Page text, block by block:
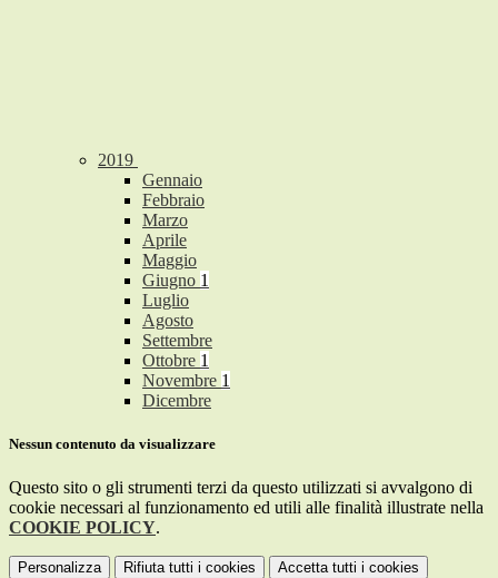
2019
Gennaio
Febbraio
Marzo
Aprile
Maggio
Giugno 1
Luglio
Agosto
Settembre
Ottobre 1
Novembre 1
Dicembre
Nessun contenuto da visualizzare
Questo sito o gli strumenti terzi da questo utilizzati si avvalgono di
cookie necessari al funzionamento ed utili alle finalità illustrate nella
COOKIE POLICY.
Personalizza Rifiuta tutti i cookies Accetta tutti i cookies